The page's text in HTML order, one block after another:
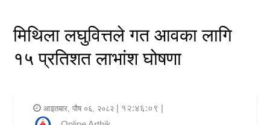
पूँजीबजार
अटो
मिथिला लघुवित्तले गत आवका लागि
१५ प्रतिशत लाभांश घोषणा
आइतबार, पौष ०६, २०८२ | १२:४६:०९ |